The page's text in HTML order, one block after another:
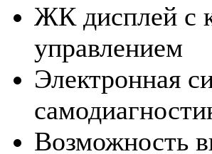
ЖК дисплей с
управлением
Электронная
Возможность